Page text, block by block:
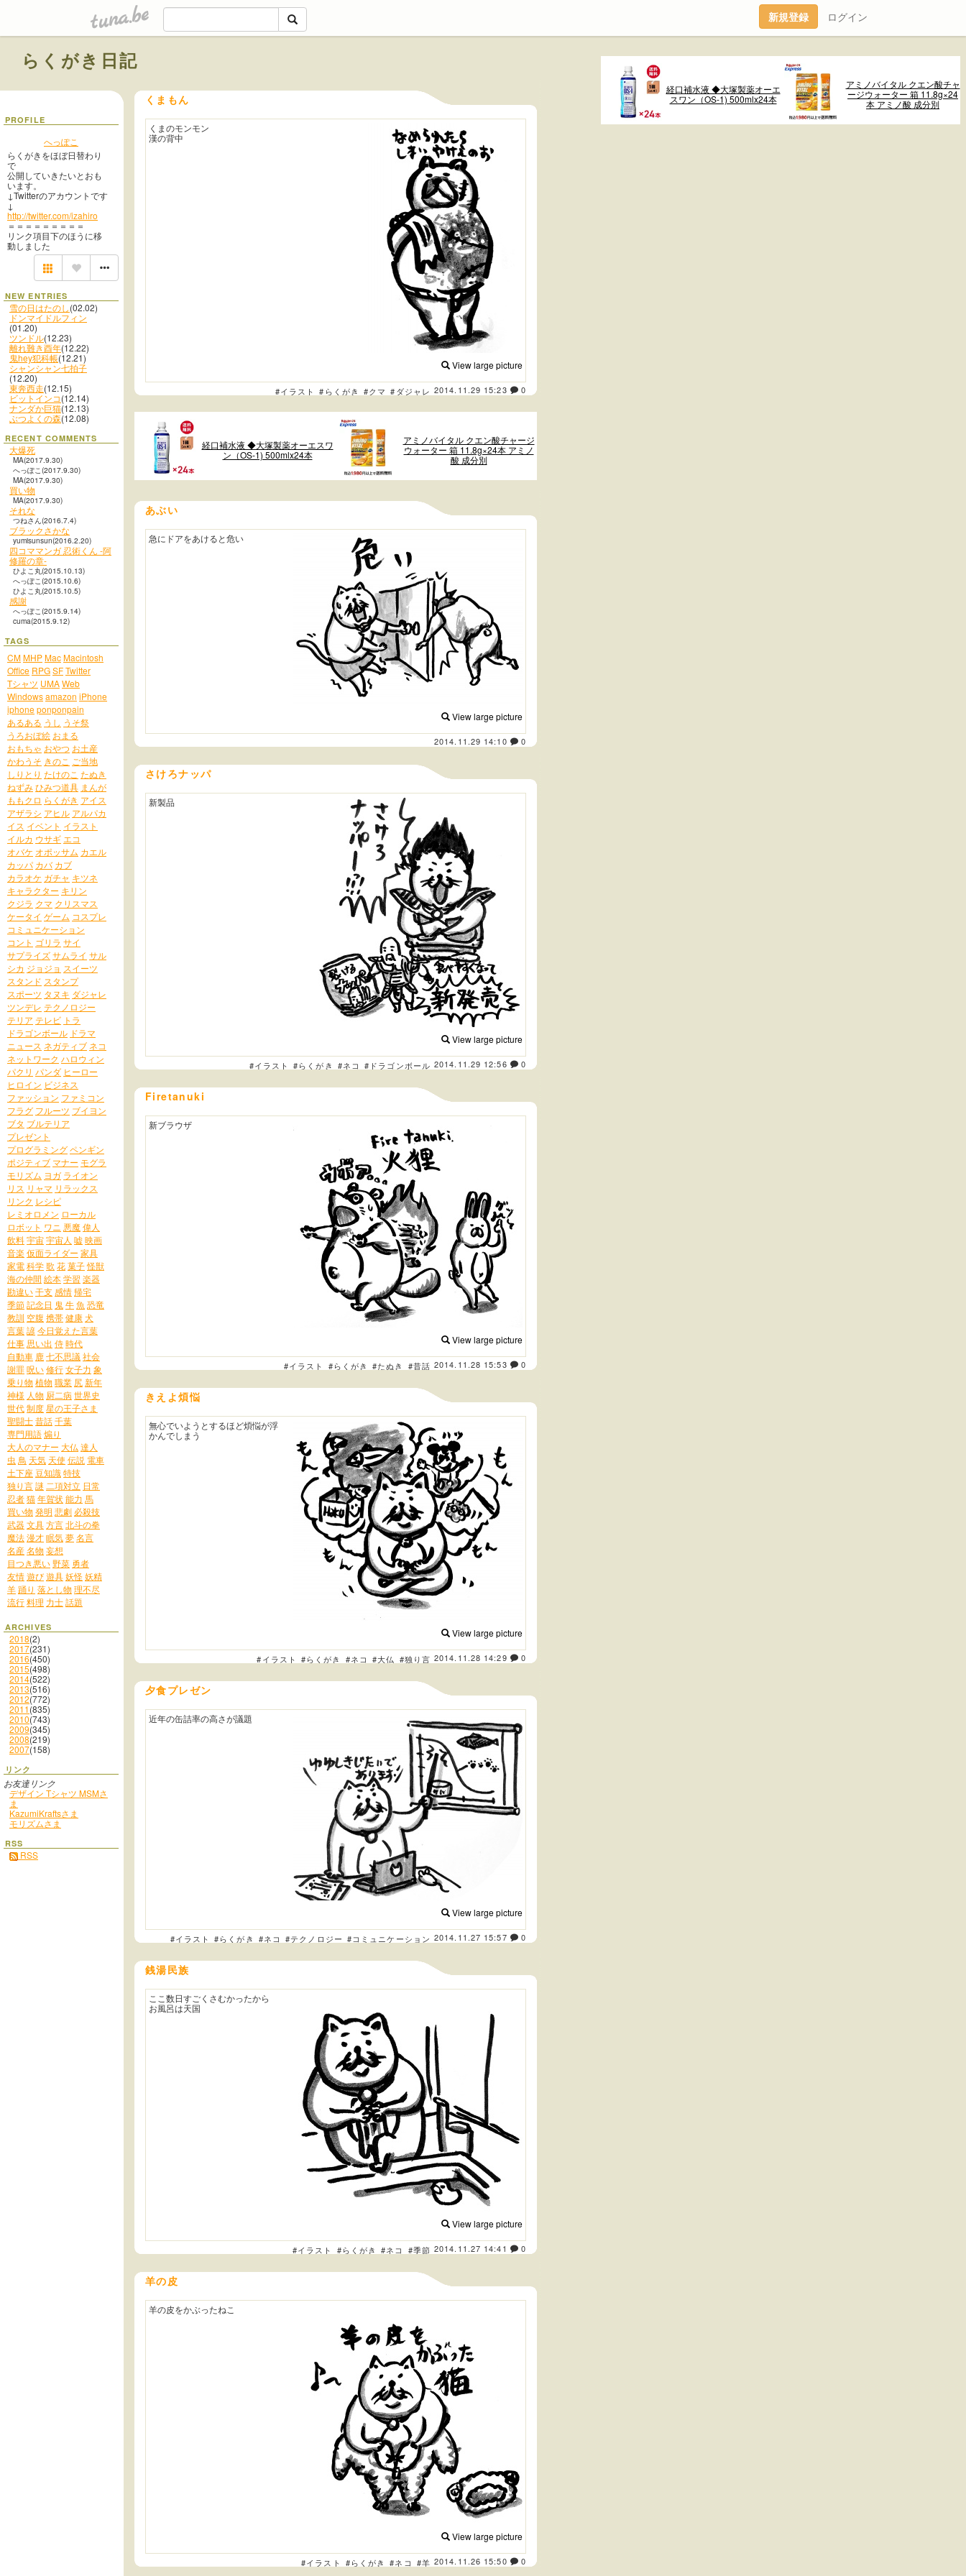
tuna.be 新規登録 ログイン
経口補水液 ◆大塚製薬オーエ
スワン（OS-1) 500mlx24本
アミノバイタル クエン酸チャ
ージウォーター 箱 11.8g×24
本 アミノ酸 成分別
らくがき日記
PROFILE
へっぽこ
らくがきをほぼ日替わり
で
公開していきたいとおも
います。
↓Twitterのアカウントです
↓
http://twitter.com/izahiro
＝＝＝＝＝＝＝＝＝
リンク項目下のほうに移
動しました
NEW ENTRIES
雪の日はたのし(02.02)
ドンマイドルフィン
(01.20)
ツンドル(12.23)
離れ難き酉年(12.22)
鬼hey犯科帳(12.21)
シャンシャン七拍子
(12.20)
東奔西走(12.15)
ビットインコ(12.14)
ナンダか巨猫(12.13)
ぶつよくの森(12.08)
RECENT COMMENTS
大爆死
MA(2017.9.30)
へっぽこ(2017.9.30)
MA(2017.9.30)
買い物
MA(2017.9.30)
それな
つねさん(2016.7.4)
ブラックさかな
yumisunsun(2016.2.20)
四コママンガ 忍術くん -阿
修羅の章-
ひよこ丸(2015.10.13)
へっぽこ(2015.10.6)
ひよこ丸(2015.10.5)
感謝
へっぽこ(2015.9.14)
cuma(2015.9.12)
TAGS
CMMHPMacMacintosh
Office RPGSFTwitter
Tシャツ UMAWeb
Windowsamazon iPhone
iphoneponponpain
あるある うし うそ祭
うろおぼ絵 おまる
おもちゃ おやつ お土産
かわうそ きのこ ご当地
しりとり たけのこ たぬき
ねずみひみつ道具 まんが
ももクロ らくがき アイス
アザラシ アヒル アルパカ
イス イベント イラスト
イルカ ウサギ エコ
オバケ オポッサム カエル
カッパ カバ カブ
カラオケ ガチャ キツネ
キャラクター キリン
クジラ クマ クリスマス
ケータイ ゲーム コスプレ
コミュニケーション
コント ゴリラ サイ
サプライズサムライ サル
シカ ジョジョ スイーツ
スタンド スタンプ
スポーツ タヌキ ダジャレ
ツンデレ テクノロジー
テリア テレビ トラ
ドラゴンボール ドラマ
ニュース ネガティブ ネコ
ネットワーク ハロウィン
パクリ パンダ ヒーロー
ヒロイン ビジネス
ファッション ファミコン
フラグ フルーツ ブイヨン
ブタ ブルテリア
プレゼント
プログラミングペンギン
ポジティブ マナー モグラ
モリズム ヨガ ライオン
リス リャマ リラックス
リンク レシピ
レミオロメン ローカル
ロボット ワニ 悪魔偉人
飲料宇宙宇宙人 嘘映画
音楽仮面ライダー 家具
家電科学歌 花菓子怪獣
海の仲間 絵本学習 楽器
勘違い干支 感情 帰宅
季節記念日 鬼牛魚 恐竜
教訓 空腹 携帯健康犬
言葉諺今日覚えた言葉
仕事 思い出 侍時代
自動車 鹿七不思議 社会
謝罪呪い修行女子力 象
乗り物 植物 職業 尻新年
神様 人物 厨二病世界史
世代制度星の王子さま
聖闘士昔話千葉
専門用語煽り
大人のマナー 大仏 達人
虫 鳥 天気 天使 伝説 電車
土下座 豆知識特技
独り言謎 二項対立 日常
忍者猫年賀状能力 馬
買い物 発明 悲劇 必殺技
武器文具方言北斗の拳
魔法漫才眠気夢名言
名産名物 妄想
目つき悪い野菜 勇者
友情遊び遊具妖怪妖精
羊踊り 落とし物 理不尽
流行料理 力士話題
ARCHIVES
2018(2)
2017(231)
2016(450)
2015(498)
2014(522)
2013(516)
2012(772)
2011(835)
2010(743)
2009(345)
2008(219)
2007(158)
リンク
お友達リンク
デザイン Tシャツ MSMさ
ま
KazumiKraftsさま
モリズムさま
RSS
RSS
くまもん
View large picture
くまのモンモン
漢の背中
#イラスト #らくがき #クマ #ダジャレ 2014.11.29 15:23 0
経口補水液 ◆大塚製薬オーエスワ
ン（OS-1) 500mlx24本
アミノバイタル クエン酸チャージ
ウォーター 箱 11.8g×24本 アミノ
酸 成分別
あぶい
View large picture
急にドアをあけると危い
2014.11.29 14:10 0
さけろナッパ
View large picture
新製品
#イラスト #らくがき #ネコ #ドラゴンボール 2014.11.29 12:56 0
Firetanuki
View large picture
新ブラウザ
#イラスト #らくがき #たぬき #昔話 2014.11.28 15:53 0
きえよ煩悩
View large picture
無心でいようとするほど煩悩が浮
かんでしまう
#イラスト #らくがき #ネコ #大仏 #独り言 2014.11.28 14:29 0
夕食プレゼン
View large picture
近年の缶詰率の高さが議題
#イラスト #らくがき #ネコ #テクノロジー #コミュニケーション 2014.11.27 15:57 0
銭湯民族
View large picture
ここ数日すごくさむかったから
お風呂は天国
#イラスト #らくがき #ネコ #季節 2014.11.27 14:41 0
羊の皮
View large picture
羊の皮をかぶったねこ
#イラスト #らくがき #ネコ #羊 2014.11.26 15:50 0